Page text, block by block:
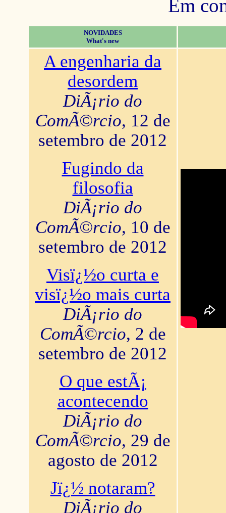
Em
NOVIDADES
What's new
A engenharia da
desordem
DiÃ¡rio do
ComÃ©rcio, 12 de
setembro de 2012
Fugindo da
filosofia
DiÃ¡rio do
ComÃ©rcio, 10 de
setembro de 2012
Visï¿½o curta e
visï¿½o mais curta
DiÃ¡rio do
ComÃ©rcio, 2 de
setembro de 2012
O que estÃ¡
acontecendo
DiÃ¡rio do
ComÃ©rcio, 29 de
agosto de 2012
Jï¿½ notaram?
DiÃ¡rio do